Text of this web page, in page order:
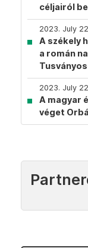
céljairól
2023. July
A székely
a román
2023. July
A magyar
véget